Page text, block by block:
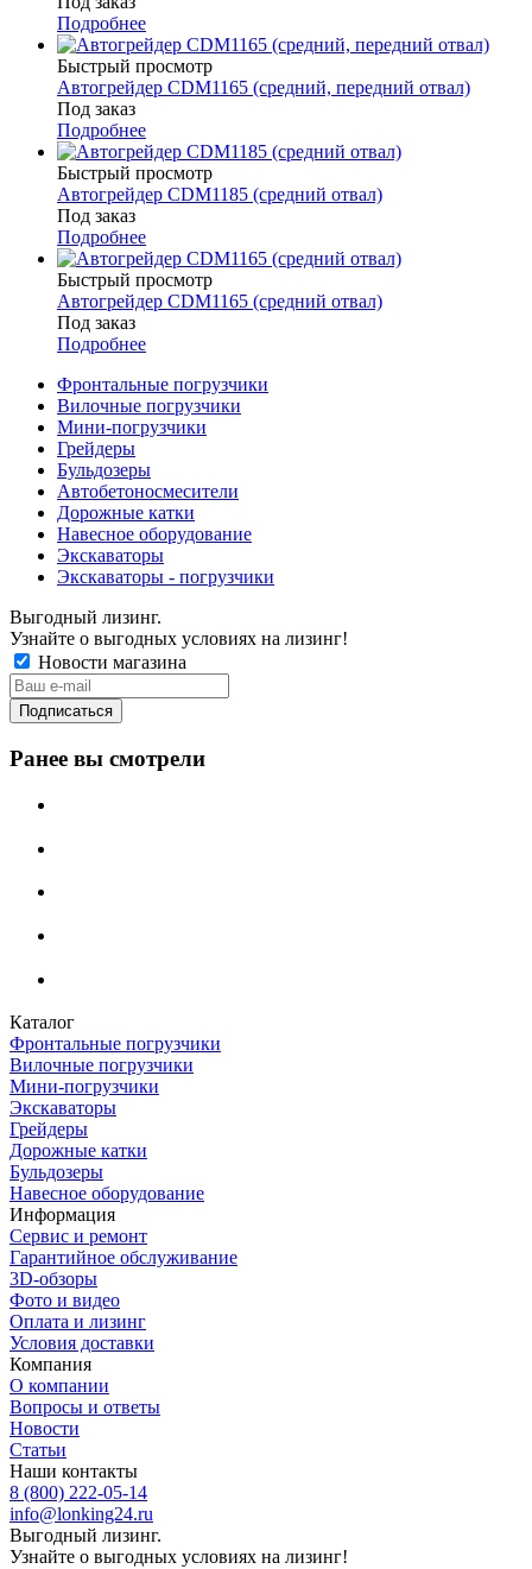
Подробнее
Быстрый просмотр
Автогрейдер CDM1165 (средний, передний отвал)
Под заказ
Подробнее
Быстрый просмотр
Автогрейдер CDM1185 (средний отвал)
Под заказ
Подробнее
Быстрый просмотр
Автогрейдер CDM1165 (средний отвал)
Под заказ
Подробнее
Фронтальные погрузчики
Вилочные погрузчики
Мини-погрузчики
Грейдеры
Бульдозеры
Автобетоносмесители
Дорожные катки
Навесное оборудование
Экскаваторы
Экскаваторы - погрузчики
Выгодный лизинг.
Узнайте о выгодных условиях на лизинг!
Новости магазина
Ранее вы смотрели
Каталог
Фронтальные погрузчики
Вилочные погрузчики
Мини-погрузчики
Экскаваторы
Грейдеры
Дорожные катки
Бульдозеры
Навесное оборудование
Информация
Сервис и ремонт
Гарантийное обслуживание
3D-обзоры
Фото и видео
Оплата и лизинг
Условия доставки
Компания
О компании
Вопросы и ответы
Новости
Статьи
Наши контакты
8 (800) 222-05-14
info@lonking24.ru
Выгодный лизинг.
Узнайте о выгодных условиях на лизинг!